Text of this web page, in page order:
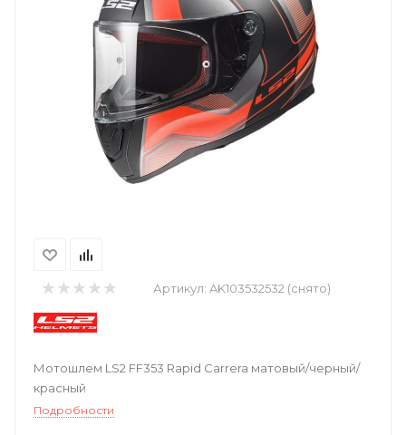
Артикул: AK103532532 (снято)
Мотошлем LS2 FF353 Rapid Carrera матовый/черный/
красный
Подробности